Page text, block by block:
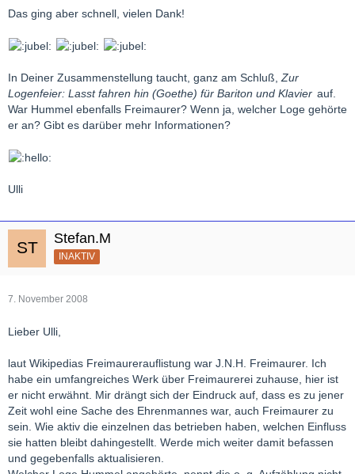
Das ging aber schnell, vielen Dank!
In Deiner Zusammenstellung taucht, ganz am Schluß, Zur
Logenfeier: Lasst fahren hin (Goethe) für Bariton und Klavier auf.
War Hummel ebenfalls Freimaurer? Wenn ja, welcher Loge gehörte
er an? Gibt es darüber mehr Informationen?
Ulli
Stefan.M
INAKTIV
7. November 2008
Lieber Ulli,
laut Wikipedias Freimaurerauflistung war J.N.H. Freimaurer. Ich
habe ein umfangreiches Werk über Freimaurerei zuhause, hier ist
er nicht erwähnt. Mir drängt sich der Eindruck auf, dass es zu jener
Zeit wohl eine Sache des Ehrenmannes war, auch Freimaurer zu
sein. Wie aktiv die einzelnen das betrieben haben, welchen Einfluss
sie hatten bleibt dahingestellt. Werde mich weiter damit befassen
und gegebenfalls aktualisieren.